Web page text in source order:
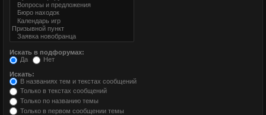
Искать в подфорумах:
Да
Нет
Искать:
В названиях тем и текстах сообщений
Только в текстах сообщений
Только по названию темы
Только в первом сообщении темы